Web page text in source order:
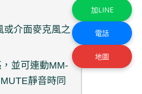
或介面麥克風之
並可連動MM-
靜音時同
加LINE
電話
地圖